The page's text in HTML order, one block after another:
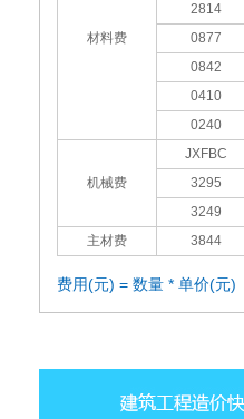
材料费
2814
0877
0842
0410
0240
机械费
JXFBC
3295
3249
主材费
3844
费用(元) = 数量 * 单价(元)